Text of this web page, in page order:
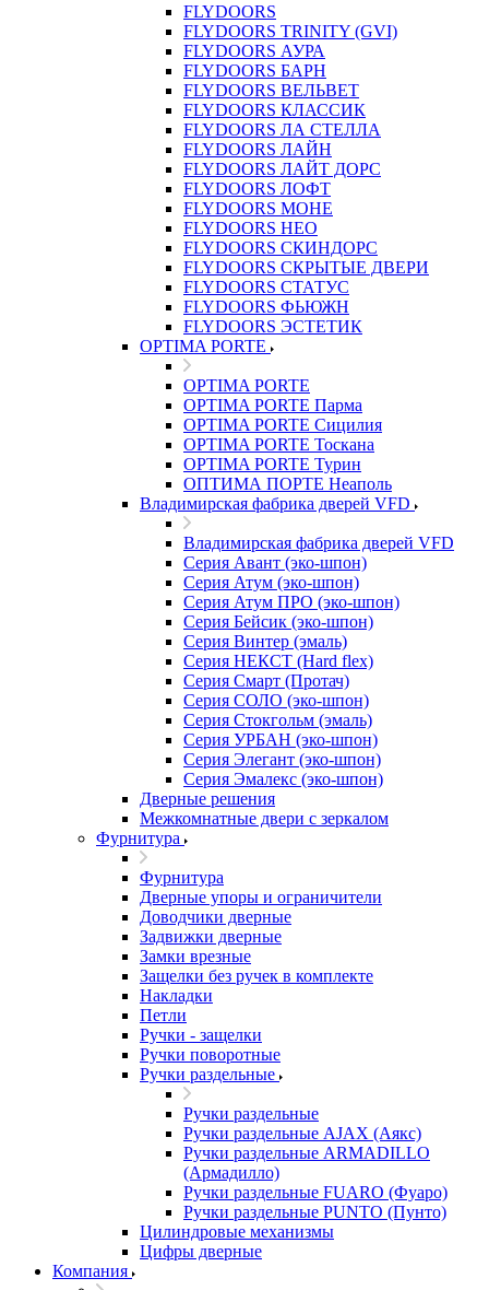
FLYDOORS
FLYDOORS TRINITY (GVI)
FLYDOORS АУРА
FLYDOORS БАРН
FLYDOORS ВЕЛЬВЕТ
FLYDOORS КЛАССИК
FLYDOORS ЛА СТЕЛЛА
FLYDOORS ЛАЙН
FLYDOORS ЛАЙТ ДОРС
FLYDOORS ЛОФТ
FLYDOORS МОНЕ
FLYDOORS НЕО
FLYDOORS СКИНДОРС
FLYDOORS СКРЫТЫЕ ДВЕРИ
FLYDOORS СТАТУС
FLYDOORS ФЬЮЖН
FLYDOORS ЭСТЕТИК
OPTIMA PORTE
OPTIMA PORTE
OPTIMA PORTE Парма
OPTIMA PORTE Сицилия
OPTIMA PORTE Тоскана
OPTIMA PORTE Турин
ОПТИМА ПОРТЕ Неаполь
Владимирская фабрика дверей VFD
Владимирская фабрика дверей VFD
Серия Авант (эко-шпон)
Серия Атум (эко-шпон)
Серия Атум ПРО (эко-шпон)
Серия Бейсик (эко-шпон)
Серия Винтер (эмаль)
Серия НЕКСТ (Hard flex)
Серия Смарт (Протач)
Серия СОЛО (эко-шпон)
Серия Стокгольм (эмаль)
Серия УРБАН (эко-шпон)
Серия Элегант (эко-шпон)
Серия Эмалекс (эко-шпон)
Дверные решения
Межкомнатные двери c зеркалом
Фурнитура
Фурнитура
Дверные упоры и ограничители
Доводчики дверные
Задвижки дверные
Замки врезные
Защелки без ручек в комплекте
Накладки
Петли
Ручки - защелки
Ручки поворотные
Ручки раздельные
Ручки раздельные
Ручки раздельные AJAX (Аякс)
Ручки раздельные ARMADILLO
(Армадилло)
Ручки раздельные FUARO (Фуаро)
Ручки раздельные PUNTO (Пунто)
Цилиндровые механизмы
Цифры дверные
Компания